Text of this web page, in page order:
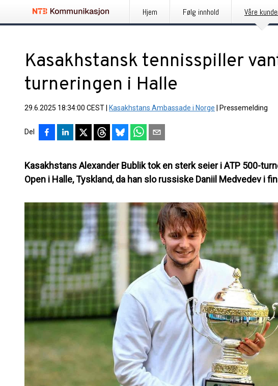
Hjem Følg innhold Våre
Kasakhstansk tennisspiller
turneringen i Halle
29.6.2025 18:34:00 CEST Kasakhstans Ambassade i Norge Pressemelding
Del
Kasakhstans Alexander Bublik tok en sterk seier i ATP 500-
Open i Halle, Tyskland, da han slo russiske Daniil Medvedev i